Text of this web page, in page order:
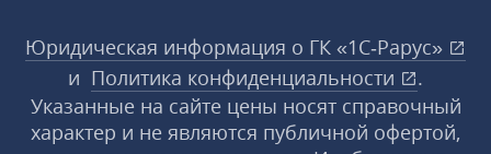
Юридическая информация о ГК «1С‑Рарус»
и Политика конфиденциальности
.
Указанные на сайте цены носят справочный
характер и не являются публичной офертой,